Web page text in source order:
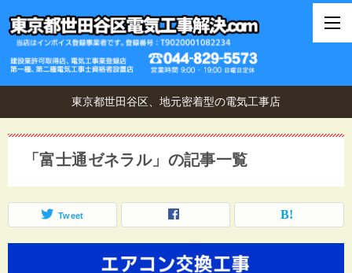
東京都世田谷区、地元密着型の電気工事店
「富士通ゼネラル」の記事一覧
Tweet